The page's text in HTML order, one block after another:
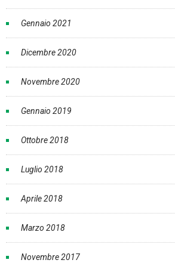
Gennaio 2021
Dicembre 2020
Novembre 2020
Gennaio 2019
Ottobre 2018
Luglio 2018
Aprile 2018
Marzo 2018
Novembre 2017